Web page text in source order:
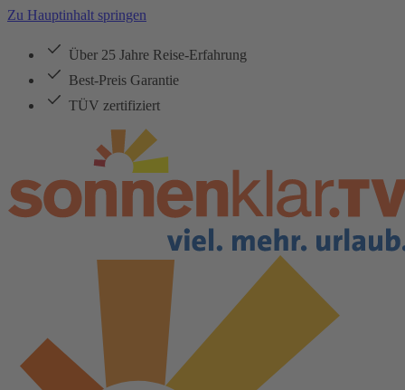
Zu Hauptinhalt springen
Über 25 Jahre Reise-Erfahrung
Best-Preis Garantie
TÜV zertifiziert